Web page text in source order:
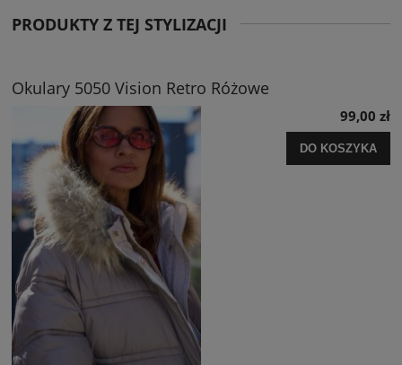
PRODUKTY Z TEJ STYLIZACJI
Okulary 5050 Vision Retro Różowe
99,00 zł
DO KOSZYKA